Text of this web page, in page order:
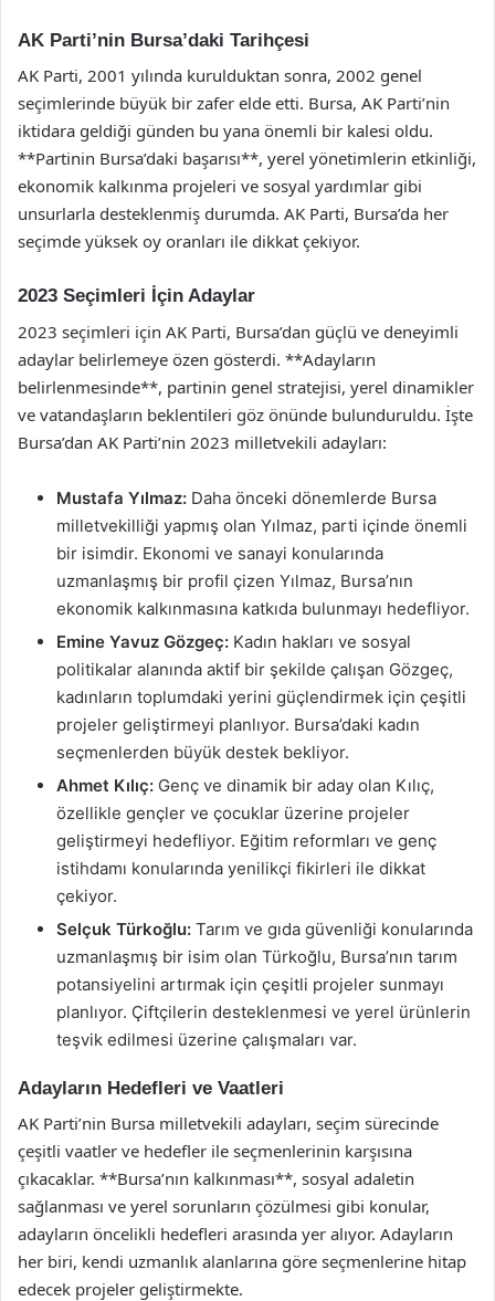
AK Parti’nin Bursa’daki Tarihçesi
AK Parti, 2001 yılında kurulduktan sonra, 2002 genel
seçimlerinde büyük bir zafer elde etti. Bursa, AK Parti’nin
iktidara geldiği günden bu yana önemli bir kalesi oldu.
**Partinin Bursa’daki başarısı**, yerel yönetimlerin etkinliği,
ekonomik kalkınma projeleri ve sosyal yardımlar gibi
unsurlarla desteklenmiş durumda. AK Parti, Bursa’da her
seçimde yüksek oy oranları ile dikkat çekiyor.
2023 Seçimleri İçin Adaylar
2023 seçimleri için AK Parti, Bursa’dan güçlü ve deneyimli
adaylar belirlemeye özen gösterdi. **Adayların
belirlenmesinde**, partinin genel stratejisi, yerel dinamikler
ve vatandaşların beklentileri göz önünde bulunduruldu. İşte
Bursa’dan AK Parti’nin 2023 milletvekili adayları:
Mustafa Yılmaz: Daha önceki dönemlerde Bursa
milletvekilliği yapmış olan Yılmaz, parti içinde önemli
bir isimdir. Ekonomi ve sanayi konularında
uzmanlaşmış bir profil çizen Yılmaz, Bursa’nın
ekonomik kalkınmasına katkıda bulunmayı hedefliyor.
Emine Yavuz Gözgeç: Kadın hakları ve sosyal
politikalar alanında aktif bir şekilde çalışan Gözgeç,
kadınların toplumdaki yerini güçlendirmek için çeşitli
projeler geliştirmeyi planlıyor. Bursa’daki kadın
seçmenlerden büyük destek bekliyor.
Ahmet Kılıç: Genç ve dinamik bir aday olan Kılıç,
özellikle gençler ve çocuklar üzerine projeler
geliştirmeyi hedefliyor. Eğitim reformları ve genç
istihdamı konularında yenilikçi fikirleri ile dikkat
çekiyor.
Selçuk Türkoğlu: Tarım ve gıda güvenliği konularında
uzmanlaşmış bir isim olan Türkoğlu, Bursa’nın tarım
potansiyelini artırmak için çeşitli projeler sunmayı
planlıyor. Çiftçilerin desteklenmesi ve yerel ürünlerin
teşvik edilmesi üzerine çalışmaları var.
Adayların Hedefleri ve Vaatleri
AK Parti’nin Bursa milletvekili adayları, seçim sürecinde
çeşitli vaatler ve hedefler ile seçmenlerinin karşısına
çıkacaklar. **Bursa’nın kalkınması**, sosyal adaletin
sağlanması ve yerel sorunların çözülmesi gibi konular,
adayların öncelikli hedefleri arasında yer alıyor. Adayların
her biri, kendi uzmanlık alanlarına göre seçmenlerine hitap
edecek projeler geliştirmekte.